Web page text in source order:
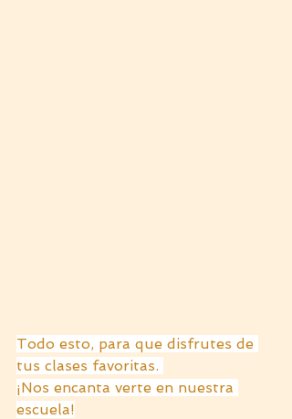
Todo esto, para que disfrutes de
tus clases favoritas.
¡Nos encanta verte en nuestra
escuela!